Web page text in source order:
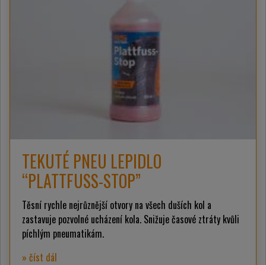
TEKUTÉ PNEU LEPIDLO
“PLATTFUSS-STOP”
Těsní rychle nejrůznější otvory na všech duších kol a
zastavuje pozvolné ucházení kola. Snižuje časové ztráty kvůli
píchlým pneumatikám.
» číst dál